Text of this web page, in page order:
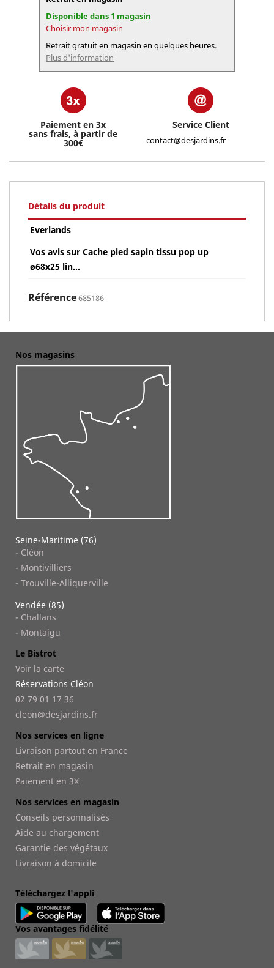
Disponible dans 1 magasin
Choisir mon magasin
Retrait gratuit en magasin en quelques heures.
Plus d'information
Paiement en 3x
sans frais, à partir de
300€
Service Client
contact@desjardins.fr
Détails du produit
Everlands
Vos avis sur Cache pied sapin tissu pop up
ø68x25 lin...
Référence685186
Nos magasins
Seine-Maritime (76)
- Cléon
- Montivilliers
- Trouville-Alliquerville
Vendée (85)
- Challans
- Montaigu
Le Bistrot
Voir la carte
Réservations Cléon
02 79 01 17 36
cleon@desjardins.fr
Nos services en ligne
Livraison partout en France
Retrait en magasin
Paiement en 3X
Nos services en magasin
Conseils personnalisés
Aide au chargement
Garantie des végétaux
Livraison à domicile
Téléchargez l'appli
Vos avantages fidélité